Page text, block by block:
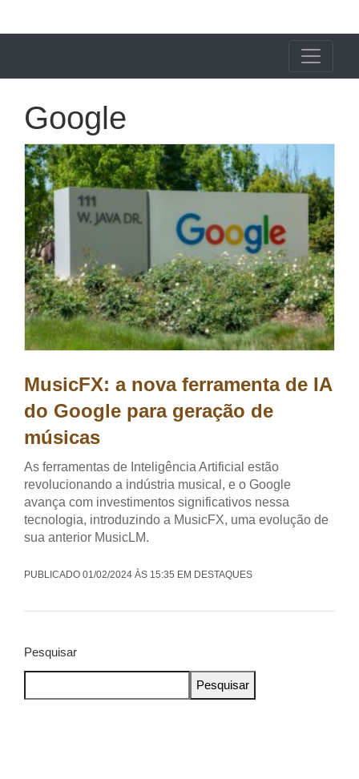
Google
MusicFX: a nova ferramenta de IA
do Google para geração de
músicas
As ferramentas de Inteligência Artificial estão
revolucionando a indústria musical, e o Google
avança com investimentos significativos nessa
tecnologia, introduzindo a MusicFX, uma evolução de
sua anterior MusicLM.
PUBLICADO 01/02/2024 ÀS 15:35 EM DESTAQUES
Pesquisar
Pesquisar